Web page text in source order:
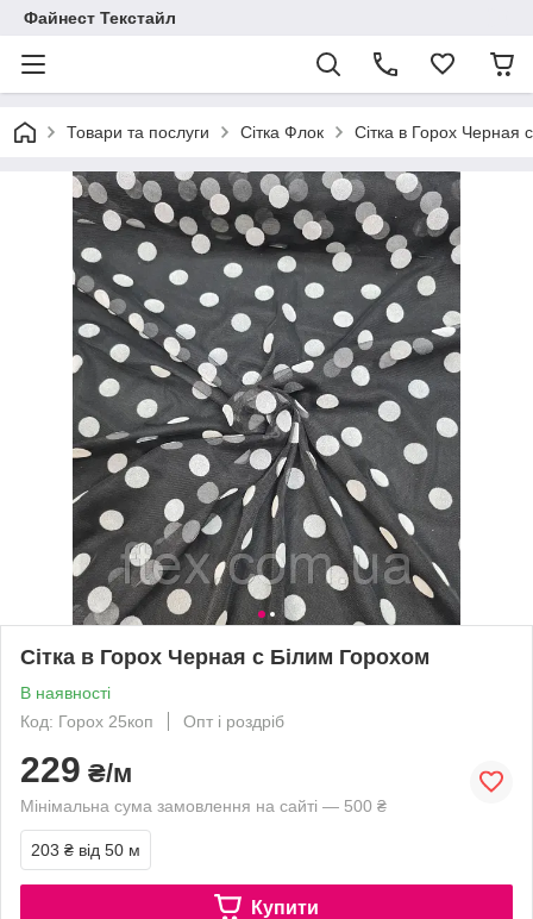
Файнест Текстайл
Товари та послуги Сітка Флок Сітка в Горох Черная
Сітка в Горох Черная с Білим Горохом
В наявності
Код: Горох 25коп
Опт і роздріб
229 ₴/м
Мінімальна сума замовлення на сайті — 500 ₴
203 ₴ від 50 м
Купити